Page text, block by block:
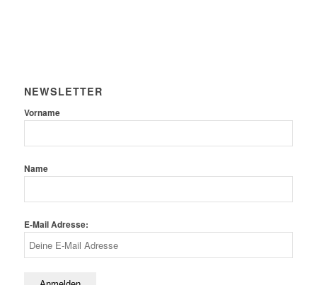
NEWSLETTER
Vorname
Name
E-Mail Adresse: